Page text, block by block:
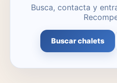
Busca, contacta y
Buscar chalets